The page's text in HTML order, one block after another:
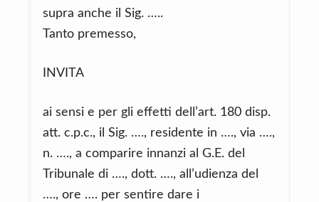
supra anche il Sig. …..
Tanto premesso,
INVITA
ai sensi e per gli effetti dell’art. 180 disp.
att. c.p.c., il Sig. …., residente in …., via ….,
n. …., a comparire innanzi al G.E. del
Tribunale di …., dott. …., all’udienza del
…., ore …. per sentire dare i